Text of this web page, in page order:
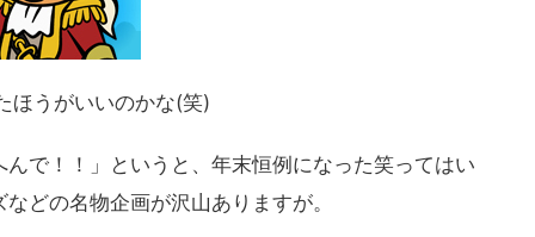
ほうがいいのかな(笑)
で！！」というと、年末恒例になった笑ってはい
どの名物企画が沢山ありますが。